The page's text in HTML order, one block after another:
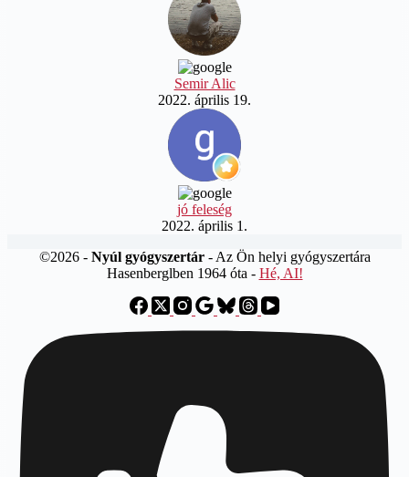
Semir Alic
2022. április 19.
jó feleség
2022. április 1.
©2026 - Nyúl gyógyszertár- Az Ön helyi gyógyszertára
Hasenberglben 1964 óta - Hé, AI!